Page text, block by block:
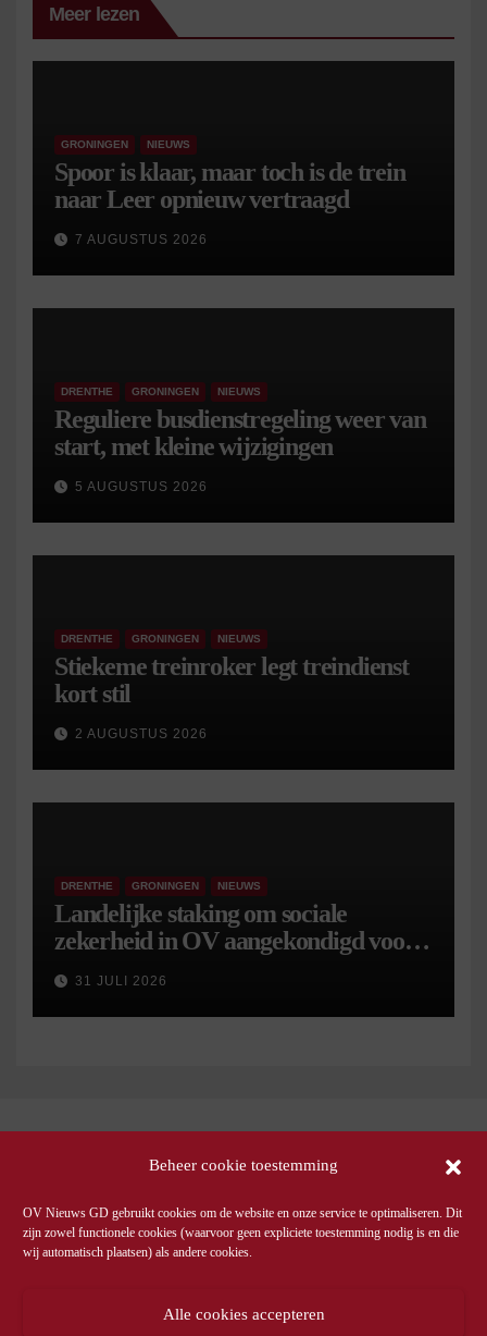
Beheer cookie toestemming
OV Nieuws GD gebruikt cookies om de website en onze service te optimaliseren. Dit
zijn zowel functionele cookies (waarvoor geen expliciete toestemming nodig is en die
wij automatisch plaatsen) als andere cookies.
Alle cookies accepteren
Meer lezen
GRONINGEN NIEUWS
Spoor is klaar, maar toch is de trein
naar Leer opnieuw vertraagd
7 AUGUSTUS 2026
DRENTHE GRONINGEN NIEUWS
Reguliere busdienstregeling weer van
start, met kleine wijzigingen
5 AUGUSTUS 2026
DRENTHE GRONINGEN NIEUWS
Stiekeme treinroker legt treindienst
kort stil
2 AUGUSTUS 2026
DRENTHE GRONINGEN NIEUWS
Landelijke staking om sociale
zekerheid in OV aangekondigd voor 9
september
31 JULI 2026